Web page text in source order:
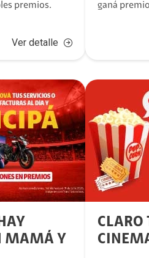
premios.
Ver detalle
ganá
MAMÁ Y
CLARO